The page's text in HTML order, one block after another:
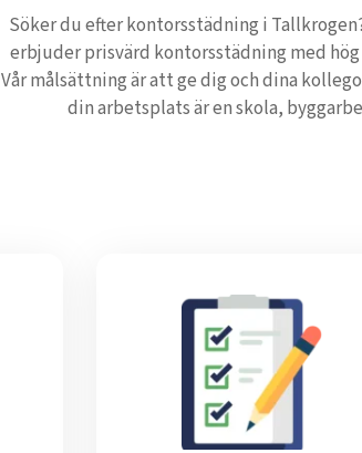
Söker du efter kontorsstädning i
erbjuder prisvärd kontorsstädning med
Vår målsättning är att ge dig och dina
din arbetsplats är en skola,